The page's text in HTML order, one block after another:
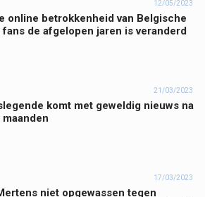
12/05/2023
online betrokkenheid van Belgische
de afgelopen jaren is veranderd
21/03/2023
komt met geweldig nieuws na
maanden
17/03/2023
niet opgewassen tegen